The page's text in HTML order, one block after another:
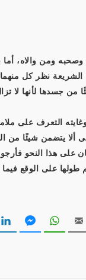
وصحبه ومن والاه، أما
نظر كل منهما
جسدها لأنها لا
وغايته التعرف
ألا يتضمن شيئًا
على هذا النحو
على الوقع فيما